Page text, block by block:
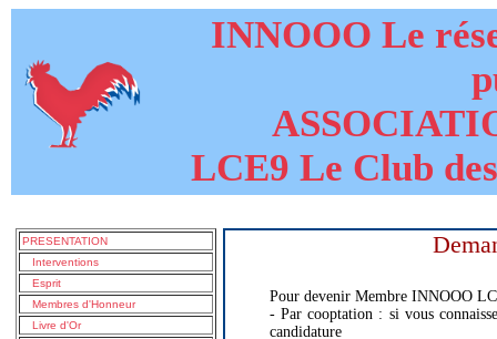
INNOOO Le
LCE9 Le Club
PRESENTATION
Interventions
Esprit
Membres d'Honneur
Livre d'Or
Pour devenir Membre INNOOO
- Par cooptation : si vous
candidature